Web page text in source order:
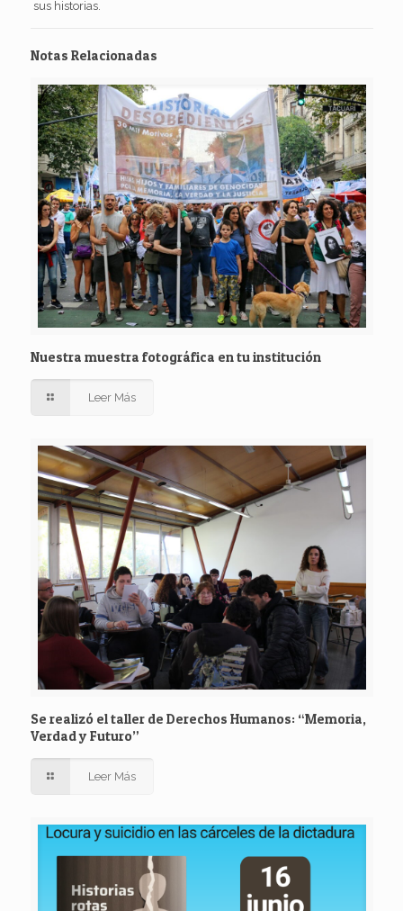
sus historias.
Notas Relacionadas
Nuestra muestra fotográfica en tu institución
Leer Más
Se realizó el taller de Derechos Humanos: “Memoria,
Verdad y Futuro”
Leer Más